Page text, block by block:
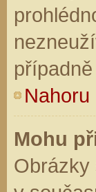
Nahoru
Mohu
Obrázky